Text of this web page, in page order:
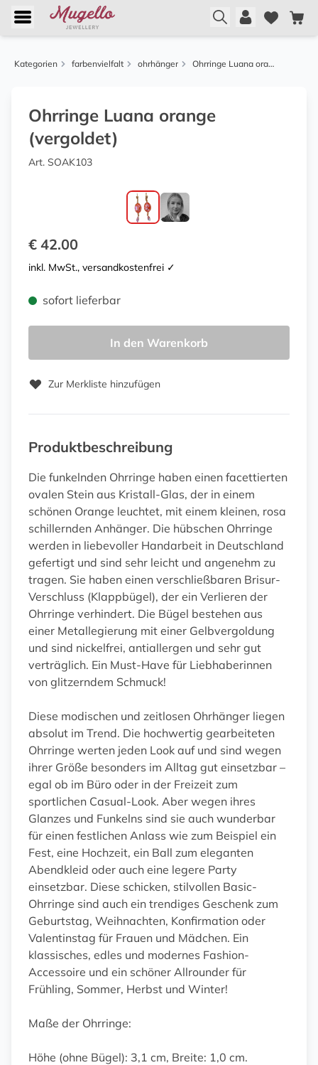
Kategorien farbenvielfalt ohrhänger Ohrringe Luana orange (vergoldet)
Ohrringe Luana orange
(vergoldet)
Art. SOAK103
€ 42.00
inkl. MwSt., versandkostenfrei ✓
sofort lieferbar
In den Warenkorb
Zur Merkliste hinzufügen
Produktbeschreibung
Die funkelnden Ohrringe haben einen facettierten
ovalen Stein aus Kristall-Glas, der in einem
schönen Orange leuchtet, mit einem kleinen, rosa
schillernden Anhänger. Die hübschen Ohrringe
werden in liebevoller Handarbeit in Deutschland
gefertigt und sind sehr leicht und angenehm zu
tragen. Sie haben einen verschließbaren Brisur-
Verschluss (Klappbügel), der ein Verlieren der
Ohrringe verhindert. Die Bügel bestehen aus
einer Metallegierung mit einer Gelbvergoldung
und sind nickelfrei, antiallergen und sehr gut
verträglich. Ein Must-Have für Liebhaberinnen
von glitzerndem Schmuck!
Diese modischen und zeitlosen Ohrhänger liegen
absolut im Trend. Die hochwertig gearbeiteten
Ohrringe werten jeden Look auf und sind wegen
ihrer Größe besonders im Alltag gut einsetzbar –
egal ob im Büro oder in der Freizeit zum
sportlichen Casual-Look. Aber wegen ihres
Glanzes und Funkelns sind sie auch wunderbar
für einen festlichen Anlass wie zum Beispiel ein
Fest, eine Hochzeit, ein Ball zum eleganten
Abendkleid oder auch eine legere Party
einsetzbar. Diese schicken, stilvollen Basic-
Ohrringe sind auch ein trendiges Geschenk zum
Geburtstag, Weihnachten, Konfirmation oder
Valentinstag für Frauen und Mädchen. Ein
klassisches, edles und modernes Fashion-
Accessoire und ein schöner Allrounder für
Frühling, Sommer, Herbst und Winter!
Maße der Ohrringe:
Höhe (ohne Bügel): 3,1 cm, Breite: 1,0 cm.